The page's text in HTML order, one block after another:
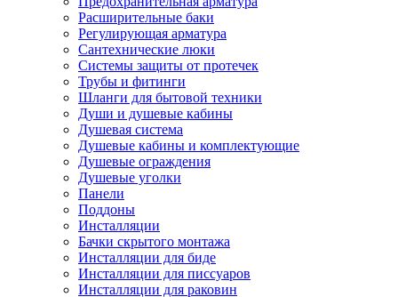
Расширительные баки
Регулирующая арматура
Сантехнические люки
Системы защиты от протечек
Трубы и фитинги
Шланги для бытовой техники
Души и душевые кабины
Душевая система
Душевые кабины и комплектующие
Душевые ограждения
Душевые уголки
Панели
Поддоны
Инсталляции
Бачки скрытого монтажа
Инсталляции для биде
Инсталляции для писсуаров
Инсталляции для раковин